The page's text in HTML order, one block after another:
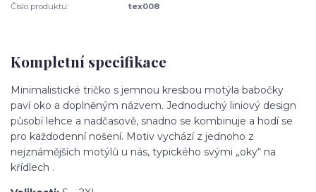
Číslo produktu: tex008
Kompletní specifikace
Minimalistické tričko s jemnou kresbou motýla babočky
paví oko a doplněným názvem. Jednoduchý liniový design
působí lehce a nadčasově, snadno se kombinuje a hodí se
pro každodenní nošení. Motiv vychází z jednoho z
nejznámějších motýlů u nás, typického svými „oky“ na
křídlech .